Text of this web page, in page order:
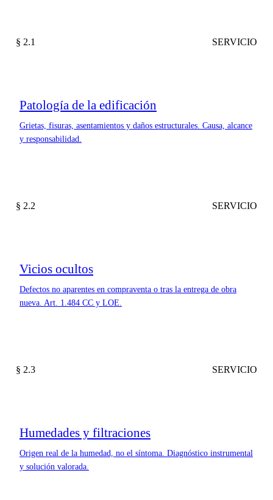
§ 2.1 SERVICIO
Patología de la edificación
Grietas, fisuras, asentamientos y daños estructurales. Causa, alcance
y responsabilidad.
§ 2.2 SERVICIO
Vicios ocultos
Defectos no aparentes en compraventa o tras la entrega de obra
nueva. Art. 1.484 CC y LOE.
§ 2.3 SERVICIO
Humedades y filtraciones
Origen real de la humedad, no el síntoma. Diagnóstico instrumental
y solución valorada.